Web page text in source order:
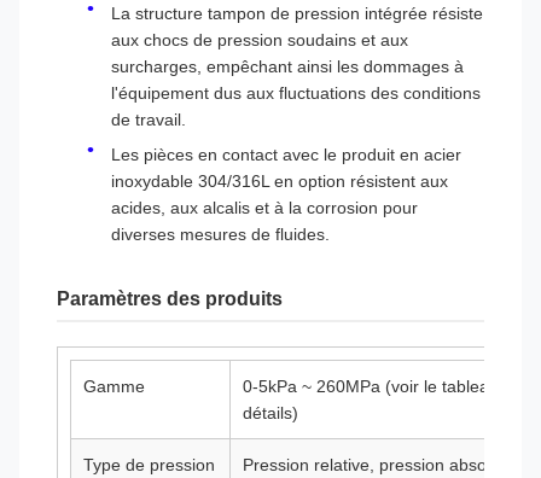
La structure tampon de pression intégrée résiste
aux chocs de pression soudains et aux
surcharges, empêchant ainsi les dommages à
l'équipement dus aux fluctuations des conditions
de travail.
Les pièces en contact avec le produit en acier
inoxydable 304/316L en option résistent aux
acides, aux alcalis et à la corrosion pour
diverses mesures de fluides.
Paramètres des produits
Gamme
0-5kPa ~ 260MPa (voir le tableau de
détails)
Type de pression Pression relative, pression absolue,